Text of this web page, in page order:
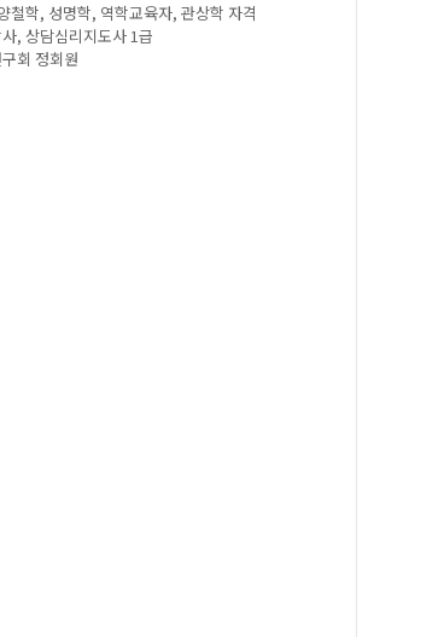
철학, 성명학, 역학교육자, 관상학 자격
, 상담심리지도사 1급
회 정회원